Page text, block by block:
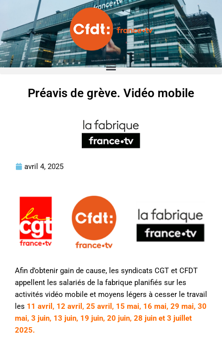
Préavis de grève. Vidéo mobile
avril 4, 2025
Afin d’obtenir gain de cause, les syndicats CGT et CFDT
appellent les salariés de la fabrique planifiés sur les
activités vidéo mobile et moyens légers à cesser le travail
les 11 avril, 12 avril, 25 avril, 15 mai, 16 mai, 29 mai, 30
mai, 3 juin, 13 juin, 19 juin, 20 juin, 28 juin et 3 juillet
2025.